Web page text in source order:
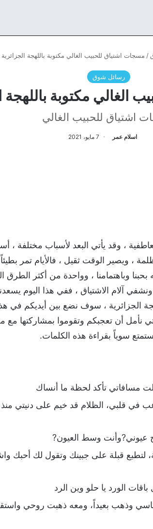
/ مسجات اشتياق للحبيب الغالي مكتوبة باللهجة الجزائرية
رسائل شوق
الغالي مكتوبة باللهجة
اشتياق للحبيب الغالي
اسلام عمر 7 مايو، 2021
، وقد يأتي البعد لأسباب مختلفة ،
، ويصير الوقت ثقيل ، فالأيام تمر
وباهتمامنا ، وواحدة من أكثر الطرق
آلام الاشتياق ، ففي هذا اليوم
الجزائرية ، سوف نضع بين أيديكم في
نأمل أن تعجبكم وتقوموا بمشاركتها
سوياً بقراءة هذه الكلمات.
مسافاتي تأكد لحظة ما أنساك
في قلبي، الظلام قد خيم على دنيتي
وسط العيون?
قبلة على جبينك وتقول لك أحبك
الورد يا حلو وين الرد
وذهب بعيداً، ومعه ذهبت روحي